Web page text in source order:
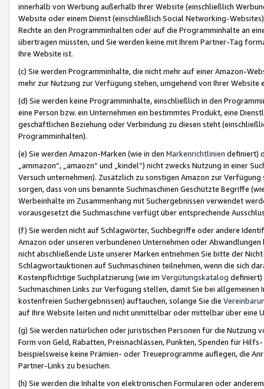
innerhalb von Werbung außerhalb Ihrer Website (einschließlich
Website oder einem Dienst (einschließlich Social Networking-
Rechte an den Programminhalten oder auf die Programminhalte an
übertragen müssten, und Sie werden keine mit Ihrem Partner-Tag
Ihre Website ist.
(c) Sie werden Programminhalte, die nicht mehr auf einer Amazon-
mehr zur Nutzung zur Verfügung stehen, umgehend von Ihrer
(d) Sie werden keine Programminhalte, einschließlich in den
eine Person bzw. ein Unternehmen ein bestimmtes Produkt, eine
geschäftlichen Beziehung oder Verbindung zu diesen steht
Programminhalten).
(e) Sie werden Amazon-Marken (wie in den Markenrichtlinien definiert)
„ammazon“, „amaozn“ und „kindel“) nicht zwecks Nutzung in einer
Versuch unternehmen). Zusätzlich zu sonstigen Amazon zur
sorgen, dass von uns benannte Suchmaschinen Geschützte Begriffe
Werbeinhalte im Zusammenhang mit Suchergebnissen verwendet
vorausgesetzt die Suchmaschine verfügt über entsprechende
(f) Sie werden nicht auf Schlagwörter, Suchbegriffe oder andere
Amazon oder unseren verbundenen Unternehmen oder
nicht abschließende Liste unserer Marken entnehmen Sie bitte der
Schlagwortauktionen auf Suchmaschinen teilnehmen, wenn die sich
Kostenpflichtige Suchplatzierung (wie im Vergütungskatalog definiert)
Suchmaschinen Links zur Verfügung stellen, damit Sie bei
kostenfreien Suchergebnissen) auftauchen, solange Sie die
auf Ihre Website leiten und nicht unmittelbar oder mittelbar über eine
(g) Sie werden natürlichen oder juristischen Personen für die Nutzung
Form von Geld, Rabatten, Preisnachlässen, Punkten, Spenden für
beispielsweise keine Prämien- oder Treueprogramme auflegen, die
Partner-Links zu besuchen.
(h) Sie werden die Inhalte von elektronischen Formularen oder